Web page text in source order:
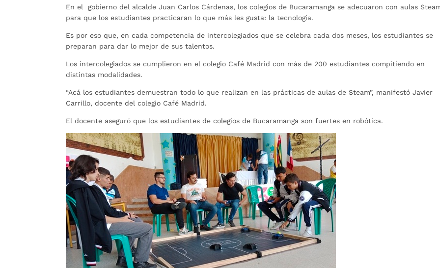
En el gobierno del alcalde Juan Carlos Cárdenas, los colegios de Bucaramanga se adecuaron con aulas
para que los estudiantes practicaran lo que más les gusta: la tecnología.
Es por eso que, en cada competencia de intercolegiados que se celebra cada dos meses, los estudiantes se
preparan para dar lo mejor de sus talentos.
Los intercolegiados se cumplieron en el colegio Café Madrid con más de 200 estudiantes compitiendo en
distintas modalidades.
“Acá los estudiantes demuestran todo lo que realizan en las prácticas de aulas de Steam”, manifestó Javier
Carrillo, docente del colegio Café Madrid.
El docente aseguró que los estudiantes de colegios de Bucaramanga son fuertes en robótica.